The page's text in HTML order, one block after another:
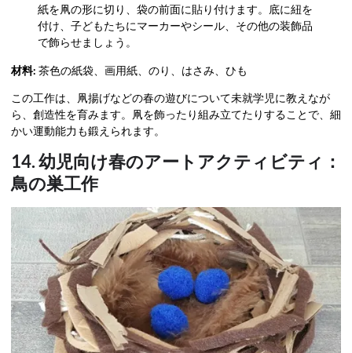
紙を凧の形に切り、袋の前面に貼り付けます。底に紐を
付け、子どもたちにマーカーやシール、その他の装飾品
で飾らせましょう。
材料: 茶色の紙袋、画用紙、のり、はさみ、ひも
この工作は、凧揚げなどの春の遊びについて未就学児に教えなが
ら、創造性を育みます。凧を飾ったり組み立てたりすることで、細
かい運動能力も鍛えられます。
14. 幼児向け春のアートアクティビティ：
鳥の巣工作